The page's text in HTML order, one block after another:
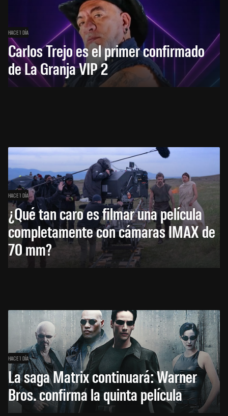
HACE 1 DÍA
Carlos Trejo es el primer confirmado
de La Granja VIP 2
HACE 1 DÍA
¿Qué tan caro es filmar una película
completamente con cámaras IMAX de
70 mm?
HACE 1 DÍA
La saga Matrix continuará: Warner
Bros. confirma la quinta película